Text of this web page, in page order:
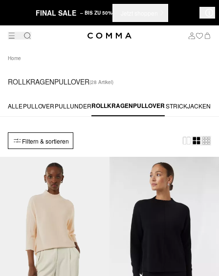
FINAL SALE – BIS ZU 50%
Home
ROLLKRAGENPULLOVER(28 Artikel)
ALLEPULLOVERPULLUNDERROLLKRAGENPULLOVERSTRICKJACKEN
Filtern & sortieren